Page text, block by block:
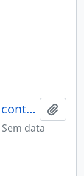
“Esta casa, esteve alugada por conta do campo agrícola para fins de educação e do próprio campo, muito anos”.
Sem data